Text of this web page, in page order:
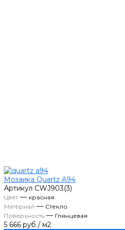
Мозаика Quartz A94
Артикул CWJ903(3)
Цвет— красная
Материал — Стекло
Поверхность — Глянцевая
5 666 руб / м2